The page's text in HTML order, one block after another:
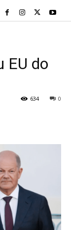
EU do
0
634